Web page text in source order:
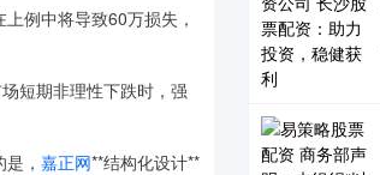
例中将导致60万损失，
短期非理性下跌时，强
， 嘉正网**结构化设计**